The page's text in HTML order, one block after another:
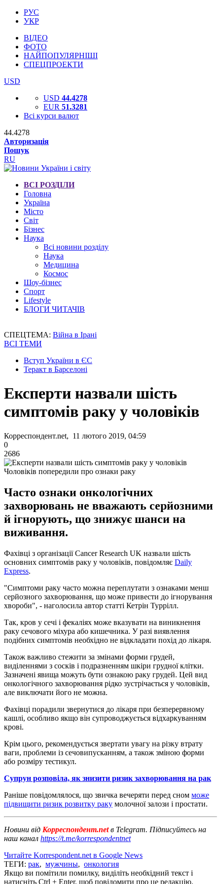
РУС
УКР
ВІДЕО
ФОТО
НАЙПОПУЛЯРНІШІ
СПЕЦПРОЕКТИ
USD
USD 44.4278
EUR 51.3281
Всі курси валют
44.4278
Авторизація
Пошук
RU
ВСІ РОЗДІЛИ
Головна
Україна
Місто
Світ
Бізнес
Наука
Всі новини розділу
Наука
Медицина
Космос
Шоу-бізнес
Спорт
Lifestyle
БЛОГИ ЧИТАЧІВ
СПЕЦТЕМА: Війна в Ірані
ВСІ ТЕМИ
Вступ України в ЄС
Теракт в Барселоні
Експерти назвали шість
симптомів раку у чоловіків
Корреспондент.net, 11 лютого 2019, 04:59
0
2686
Чоловіків попередили про ознаки раку
Часто ознаки онкологічних
захворювань не вважають серйозними
й ігнорують, що знижує шанси на
виживання.
Фахівці з організації Cancer Research UK назвали шість
основних симптомів раку у чоловіків, повідомляє Daily
Express.
"Симптоми раку часто можна переплутати з ознаками менш
серйозного захворювання, що може привести до ігнорування
хвороби", - наголосила автор статті Кетрін Туррілл.
Так, кров у сечі і фекаліях може вказувати на виникнення
раку сечового міхура або кишечника. У разі виявлення
подібних симптомів необхідно не відкладати похід до лікаря.
Також важливо стежити за змінами форми грудей,
виділеннями з сосків і подразненням шкіри грудної клітки.
Зазначені явища можуть бути ознакою раку грудей. Цей вид
онкологічного захворювання рідко зустрічається у чоловіків,
але виключати його не можна.
Фахівці порадили звернутися до лікаря при безперервному
кашлі, особливо якщо він супроводжується відхаркуванням
крові.
Крім цього, рекомендується звертати увагу на різку втрату
ваги, проблеми із сечовипусканням, а також зміною форми
або розміру тестикул.
Супрун розповіла, як знизити ризик захворювання на рак
Раніше повідомлялося, що звичка вечеряти перед сном може
підвищити ризик розвитку раку молочної залози і простати.
Новини від Корреспондент.netв Telegram. Підписуйтесь на
наш канал https://t.me/korrespondentnet
Читайте Korrespondent.net в Google News
ТЕГИ: рак, мужчины, онкология
Якщо ви помітили помилку, виділіть необхідний текст і
натисніть Ctrl + Enter, щоб повідомити про це редакцію.